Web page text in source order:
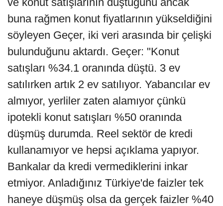
buna rağmen konut fiyatlarının yükseldiğini
söyleyen Geçer, iki veri arasında bir çelişki
bulunduğunu aktardı. Geçer: "Konut
satışları %34.1 oranında düştü. 3 ev
satılırken artık 2 ev satılıyor. Yabancılar ev
almıyor, yerliler zaten alamıyor çünkü
ipotekli konut satışları %50 oranında
düşmüş durumda. Reel sektör de kredi
kullanamıyor ve hepsi açıklama yapıyor.
Bankalar da kredi vermediklerini inkar
etmiyor. Anladığınız Türkiye'de faizler tek
haneye düşmüş olsa da gerçek faizler %40